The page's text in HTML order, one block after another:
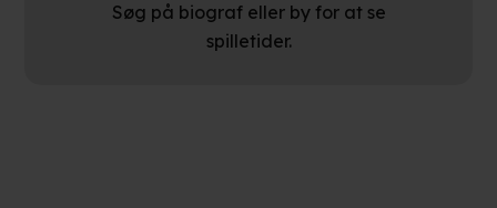
Søg på biograf eller by for at se
spilletider.